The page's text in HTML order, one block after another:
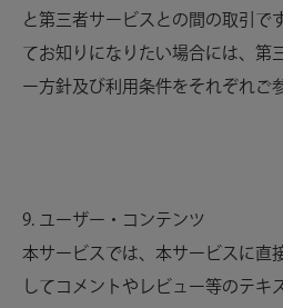
と第三者サービスとの間の取引で
てお知りになりたい場合には、第
ー方針及び利用条件をそれぞれご
9. ユーザー・コンテンツ
本サービスでは、本サービスに直
してコメントやレビュー等のテキ